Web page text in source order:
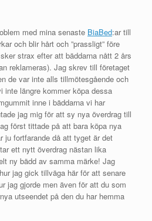
med mina senaste BiaBed:ar till
och blir hårt och ”prassligt” före
strax efter att bäddarna nått 2 års
reklameras). Jag skrev till företaget
de var inte alls tillmötesgående och
inte längre kommer köpa dessa
inne i bäddarna vi har
jag mig för att sy nya överdrag till
först tittade på att bara köpa nya
ju fortfarande då att tyget är det
ett nytt överdrag nästan lika
ny bädd av samma märke! Jag
jag gick tillväga här för att senare
jag gjorde men även för att du som
utseendet på den du har hemma